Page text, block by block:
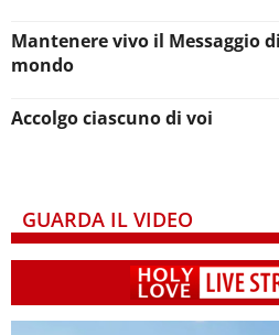
Mantenere vivo il Messaggio
mondo
Accolgo ciascuno di voi
GUARDA IL VIDEO